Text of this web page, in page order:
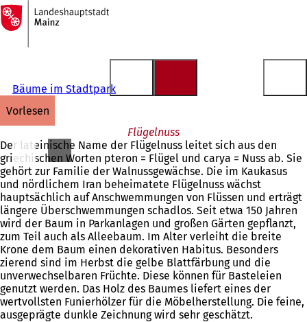
Inhalt anspringen
Zur
Startseite
Bäume im Stadtpark
vorlesen
Flügelnuss
Der lateinische Name der Flügelnuss leitet sich aus den
griechischen Worten pteron = Flügel und carya = Nuss ab. Sie
gehört zur Familie der Walnussgewächse. Die im Kaukasus
und nördlichem Iran beheimatete Flügelnuss wächst
hauptsächlich auf Anschwemmungen von Flüssen und erträgt
längere Überschwemmungen schadlos. Seit etwa 150 Jahren
wird der Baum in Parkanlagen und großen Gärten gepflanzt,
zum Teil auch als Alleebaum. Im Alter verleiht die breite
Krone dem Baum einen dekorativen Habitus. Besonders
zierend sind im Herbst die gelbe Blattfärbung und die
unverwechselbaren Früchte. Diese können für Basteleien
genutzt werden. Das Holz des Baumes liefert eines der
wertvollsten Funierhölzer für die Möbelherstellung. Die feine,
ausgeprägte dunkle Zeichnung wird sehr geschätzt.